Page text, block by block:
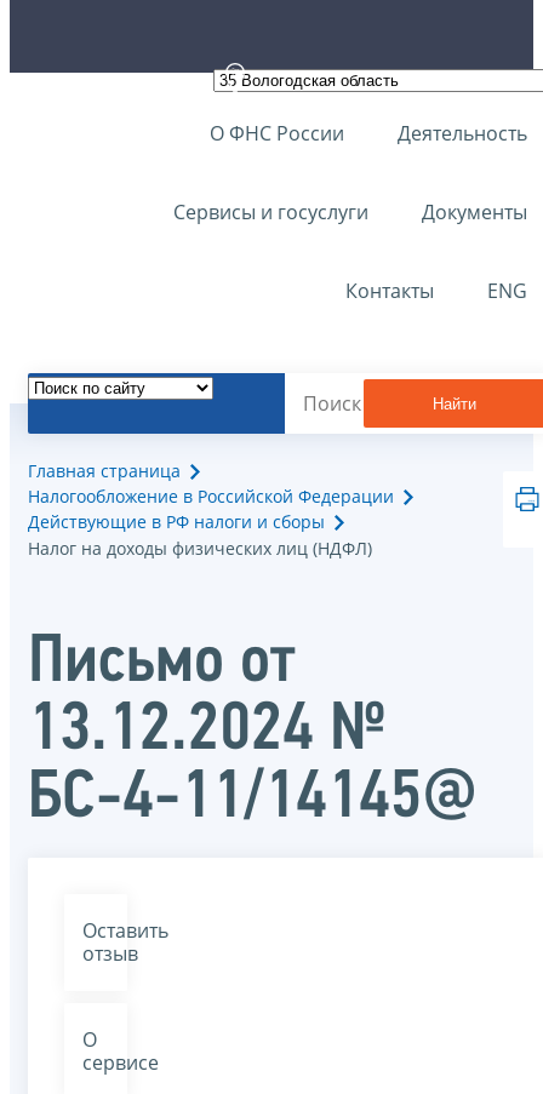
О ФНС России Деятельность
Сервисы и госуслуги Документы
Контакты ENG
Найти
Главная страница
Налогообложение в Российской Федерации
Действующие в РФ налоги и сборы
Налог на доходы физических лиц (НДФЛ)
Письмо от
13.12.2024 №
БС-4-11/14145@
Оставить
отзыв
О
сервисе